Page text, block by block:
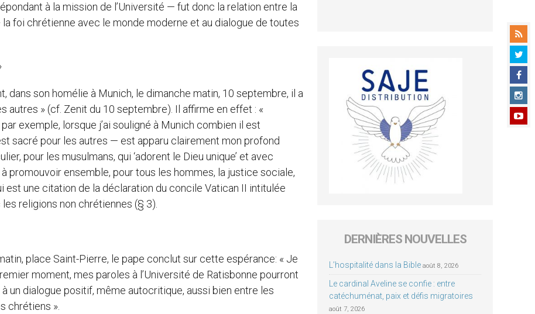
à la mission de l’Université — fut donc la relation entre la
foi chrétienne avec le monde moderne et au dialogue de toutes
dans son homélie à Munich, le dimanche matin, 10 septembre, il a
autres » (cf. Zenit du 10 septembre). Il affirme en effet : «
exemple, lorsque j’ai souligné à Munich combien il est
sacré pour les autres — est apparu clairement mon profond
pour les musulmans, qui ‘adorent le Dieu unique’ et avec
promouvoir ensemble, pour tous les hommes, la justice sociale,
est une citation de la déclaration du concile Vatican II intitulée
religions non chrétiennes (§ 3).
place Saint-Pierre, le pape conclut sur cette espérance: « Je
moment, mes paroles à l’Université de Ratisbonne pourront
un dialogue positif, même autocritique, aussi bien entre les
chrétiens ».
DERNIÈRES NOUVELLES
L’hospitalité dans la Bible août 8, 2026
Le cardinal Aveline se confie : entre
catéchuménat, paix et défis migratoires
août 7, 2026